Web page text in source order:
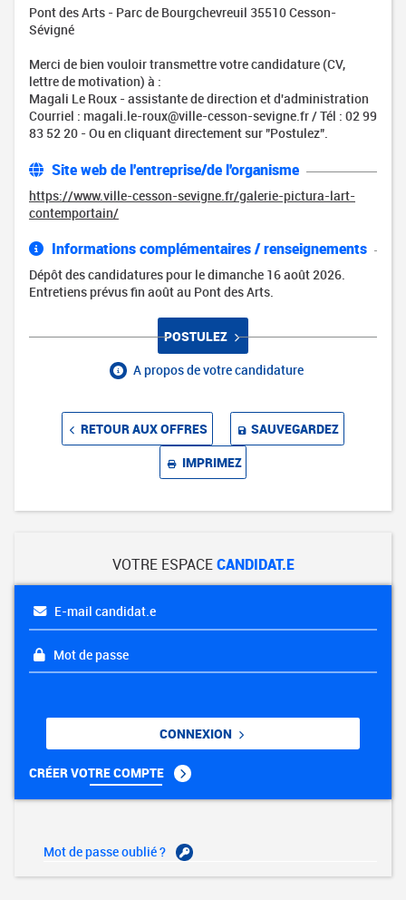
Pont des Arts - Parc de Bourgchevreuil 35510 Cesson-
Sévigné
Merci de bien vouloir transmettre votre candidature (CV,
lettre de motivation) à :
Magali Le Roux - assistante de direction et d'administration
Courriel : magali.le-roux@ville-cesson-sevigne.fr / Tél : 02 99
83 52 20 - Ou en cliquant directement sur "Postulez".
Site web de l'entreprise/de l'organisme
https://www.ville-cesson-sevigne.fr/galerie-pictura-lart-
contemportain/
Informations complémentaires / renseignements
Dépôt des candidatures pour le dimanche 16 août 2026.
Entretiens prévus fin août au Pont des Arts.
POSTULEZ
A propos de votre candidature
RETOUR AUX OFFRES
SAUVEGARDEZ
IMPRIMEZ
VOTRE ESPACECANDIDAT.E
E-mail candidat.e
Mot de passe
CONNEXION
CRÉER VOTRE COMPTE
Mot de passe oublié ?